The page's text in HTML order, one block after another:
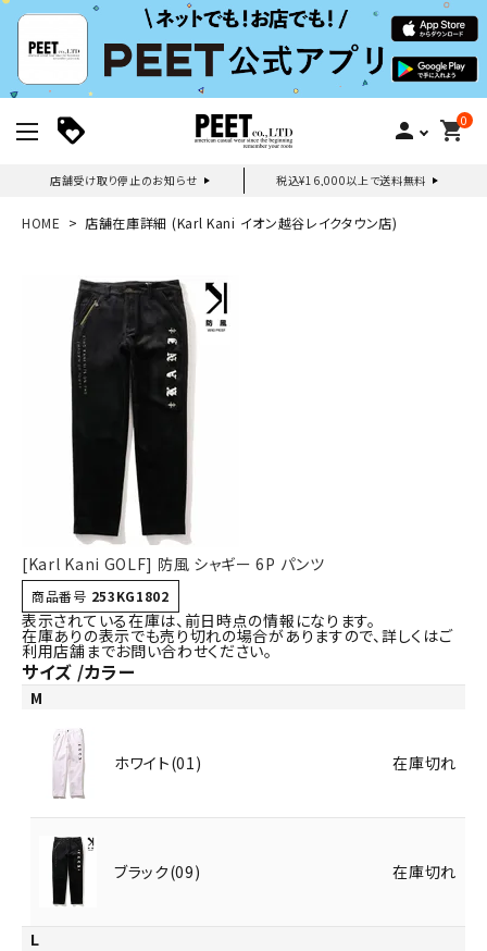
person 0
shopping_cart
店舗受け取り停止のお知らせ 税込¥16,000以上で送料無料
新規会員登録｜ログイン
ご利用ガイド
詳しい条件から探す
HOME 店舗在庫詳細 (Karl Kani イオン越谷レイクタウン店)
[Karl Kani GOLF] 防風 シャギー 6P パンツ
商品番号 253KG1802
表示されている在庫は、前日時点の情報になります。
在庫ありの表示でも売り切れの場合がありますので、詳しくはご
利用店舗までお問い合わせください。
サイズ カラー
M
ホワイト(01) 在庫切れ
ブラック(09) 在庫切れ
L